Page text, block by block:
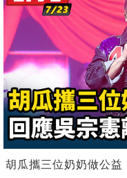
胡瓜攜三位奶奶做公益